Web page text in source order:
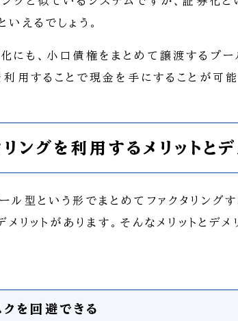
えるでしょう。
にも、小口債権をまとめて譲渡するプー
利用することで現金を手にすることが可能
ングを利用するメリットとデ
ル型という形でまとめてファクタリング
メリットがあります。そんなメリットとデ
を回避できる